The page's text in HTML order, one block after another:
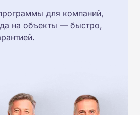
для компаний,
на объекты — быстро,